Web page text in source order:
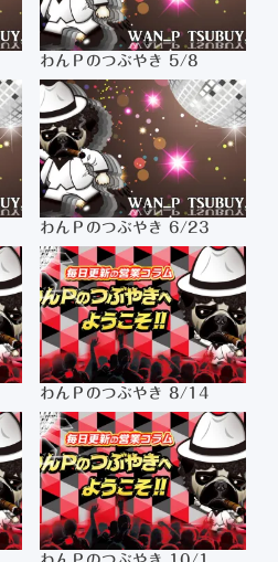
わんＰのつぶやき 5/8
わんＰのつぶやき 6/23
わんＰのつぶやき 8/14